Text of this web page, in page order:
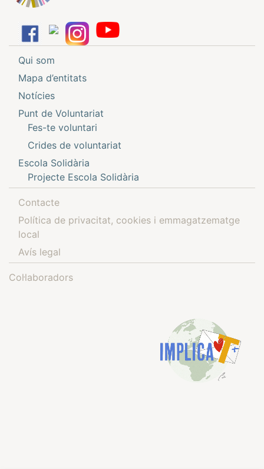
Qui som
Mapa d’entitats
Notícies
Punt de Voluntariat
Fes-te voluntari
Crides de voluntariat
Escola Solidària
Projecte Escola Solidària
Contacte
Política de privacitat, cookies i emmagatzematge
local
Avís legal
Col·laboradors